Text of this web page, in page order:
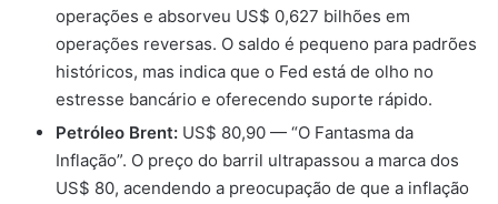
operações e absorveu US$ 0,627 bilhões em
operações reversas. O saldo é pequeno para padrões
históricos, mas indica que o Fed está de olho no
estresse bancário e oferecendo suporte rápido.
Petróleo Brent: US$ 80,90 — “O Fantasma da
Inflação”. O preço do barril ultrapassou a marca dos
US$ 80, acendendo a preocupação de que a inflação